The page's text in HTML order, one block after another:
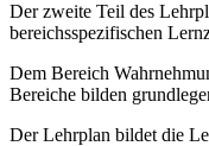
Der zweite Teil des
bereichsspezifischen
Dem Bereich
Bereiche bilden
Der Lehrplan bildet die